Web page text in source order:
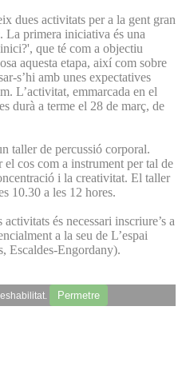
dues activitats per a la gent gran
La primera iniciativa és una
que té com a objectiu
aquesta etapa, així com sobre
s’hi amb unes expectatives
L’activitat, emmarcada en el
durà a terme el 28 de març, de
taller de percussió corporal.
cos com a instrument per tal de
i la creativitat. El taller
10.30 a les 12 hores.
és necessari inscriure’s a
a la seu de L’espai
Escaldes-Engordany).
Permetre